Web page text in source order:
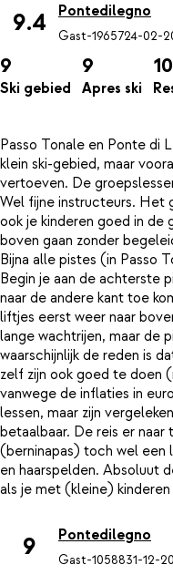
9.4 Pontedilegno
Gast-1965724-02-
9
Ski gebied
9
Apres ski
10
Passo Tonale en Ponte di
klein ski-gebied, maar
vertoeven. De
Wel fijne instructeurs. Het
ook je kinderen goed in de
boven gaan zonder
Bijna alle pistes (in Passo
Begin je aan de achterste
naar de andere kant toe
liftjes eerst weer naar
lange wachtrijen, maar de
waarschijnlijk de reden is
zelf zijn ook goed te doen
vanwege de inflaties in
lessen, maar zijn
betaalbaar. De reis er naar
(berninapas) toch wel
en haarspelden. Absoluut
9 Pontedilegno
Gast-1058831-12-